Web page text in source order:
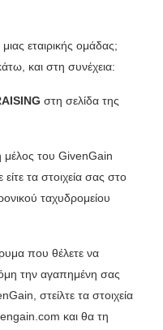
εταιρικής ομάδας;
και στη συνέχεια:
στη σελίδα της
μέλος του GivenGain
τα στοιχεία σας στο
ταχυδρομείου
που θέλετε να
την αγαπημένη σας
στείλτε τα στοιχεία
και θα τη